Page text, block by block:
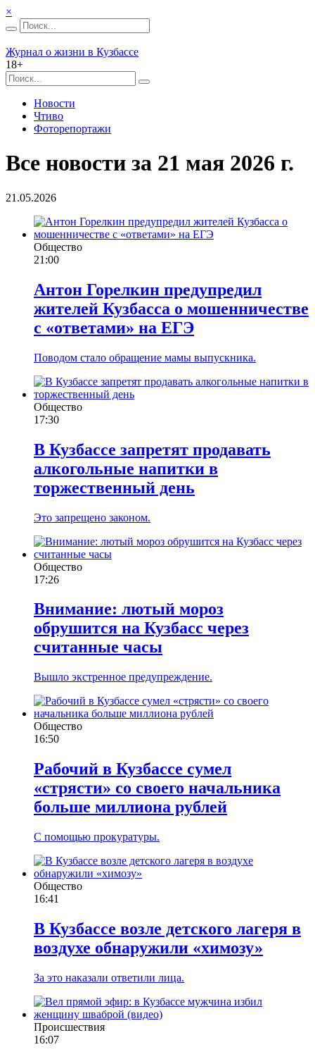
×
Журнал о жизни в Кузбассе
18+
Новости
Чтиво
Фоторепортажи
Все новости за 21 мая 2026 г.
21.05.2026
Общество
21:00
Антон Горелкин предупредил
жителей Кузбасса о мошенничестве
с «ответами» на ЕГЭ
Поводом стало обращение мамы выпускника.
Общество
17:30
В Кузбассе запретят продавать
алкогольные напитки в
торжественный день
Это запрещено законом.
Общество
17:26
Внимание: лютый мороз
обрушится на Кузбасс через
считанные часы
Вышло экстренное предупреждение.
Общество
16:50
Рабочий в Кузбассе сумел
«стрясти» со своего начальника
больше миллиона рублей
С помощью прокуратуры.
Общество
16:41
В Кузбассе возле детского лагеря в
воздухе обнаружили «химозу»
За это наказали ответили лица.
Происшествия
16:07